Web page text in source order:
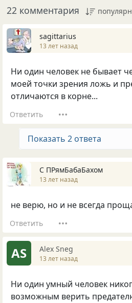
22 комментария
sagittarius
13 лет назад
Ни один человек не бывает
моей точки зрения ложь и
отличаются в корне...
Ответить
Показать 2 ответа
С ПРямБабаБахом
13 лет назад
не верю, но и не всегда
Ответить
AS Alex Sneg
13 лет назад
Ни один умный человек
возможным верить